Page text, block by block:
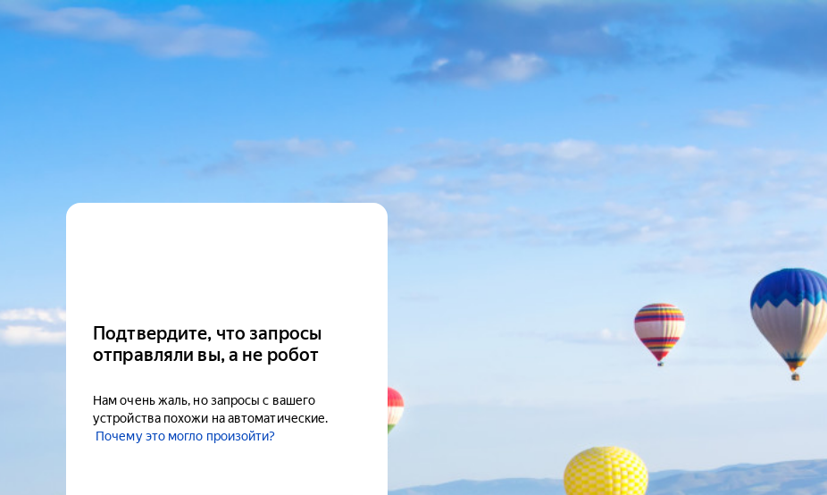
Подтвердите, что запросы
отправляли вы, а не робот
Нам очень жаль, но запросы с вашего
устройства похожи на автоматические.
Почему это могло произойти?